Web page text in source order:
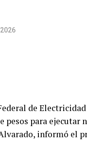
de
pesos para ejecutar
informó el